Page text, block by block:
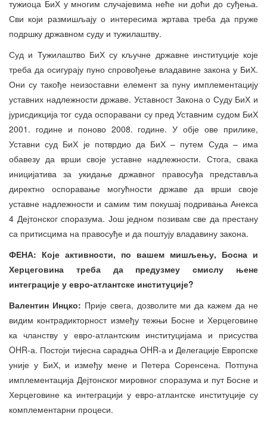
тужиоца БиХ у многим случајевима неће ни доћи до суђења.
Сви који размишљају о интересима жртава треба да пруже
подршку државном суду и тужилаштву.
Суд и Тужилаштво БиХ су кључне државне институције које
треба да осигурају пуно спровођење владавине закона у БиХ.
Они су такође неизоставни елемент за пуну имплементацију
уставних надлежности државе. Уставност Закона о Суду БиХ и
јурисдикција тог суда оспоравани су пред Уставним судом БиХ
2001. године и поново 2008. године. У обје ове прилике,
Уставни суд БиХ је потврдио да БиХ – путем Суда – има
обавезу да врши своје уставне надлежности. Стога, свака
иницијатива за укидање државног правосуђа представља
директно оспоравање могућности државе да врши своје
уставне надлежности и самим тим покушај подривања Анекса
4 Дејтонског споразума. Још једном позивам све да престану
са притисцима на правосуђе и да поштују владавину закона.
ФЕНА: Које активности, по вашем мишљењу, Босна и
Херцеговина треба да предузмеу смислу њене
интеграције у евро-атлантске институције?
Валентин Инцко: Прије свега, дозволите ми да кажем да не
видим контрадикторност између тежњи Босне и Херцеговине
ка чланству у евро-атлантским институцијама и присуства
OHR-а. Постоји тијесна сарадња OHR-а и Делегације Европске
уније у БиХ, и између мене и Петера Соренсена. Потпуна
имплементација Дејтонског мировног споразума и пут Босне и
Херцеговине ка интеграцији у евро-атлантске институције су
комплементарни процеси.